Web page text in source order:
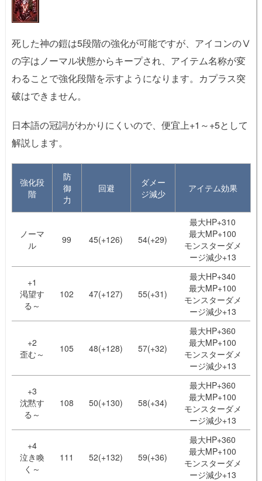
死した神の鎧は5段階の強化が可能ですが、アイコンのⅤ
の字はノーマル状態からキープされ、アイテム名称が変
わることで強化段階を示すようになります。カプラス突
破はできません。
日本語の冠詞がわかりにくいので、便宜上+1～+5として
解説します。
強化段
階
防
御
力
回避
ダメー
ジ減少
アイテム効果
ノーマ
ル
99 45(+126) 54(+29)
最大HP+310
最大MP+100
モンスターダメ
ージ減少+13
+1
渇望す
る～
102 47(+127) 55(+31)
最大HP+340
最大MP+100
モンスターダメ
ージ減少+13
+2
歪む～
105 48(+128) 57(+32)
最大HP+360
最大MP+100
モンスターダメ
ージ減少+13
+3
沈黙す
る～
108 50(+130) 58(+34)
最大HP+360
最大MP+100
モンスターダメ
ージ減少+13
+4
泣き喚
く～
111 52(+132) 59(+36)
最大HP+360
最大MP+100
モンスターダメ
ージ減少+13